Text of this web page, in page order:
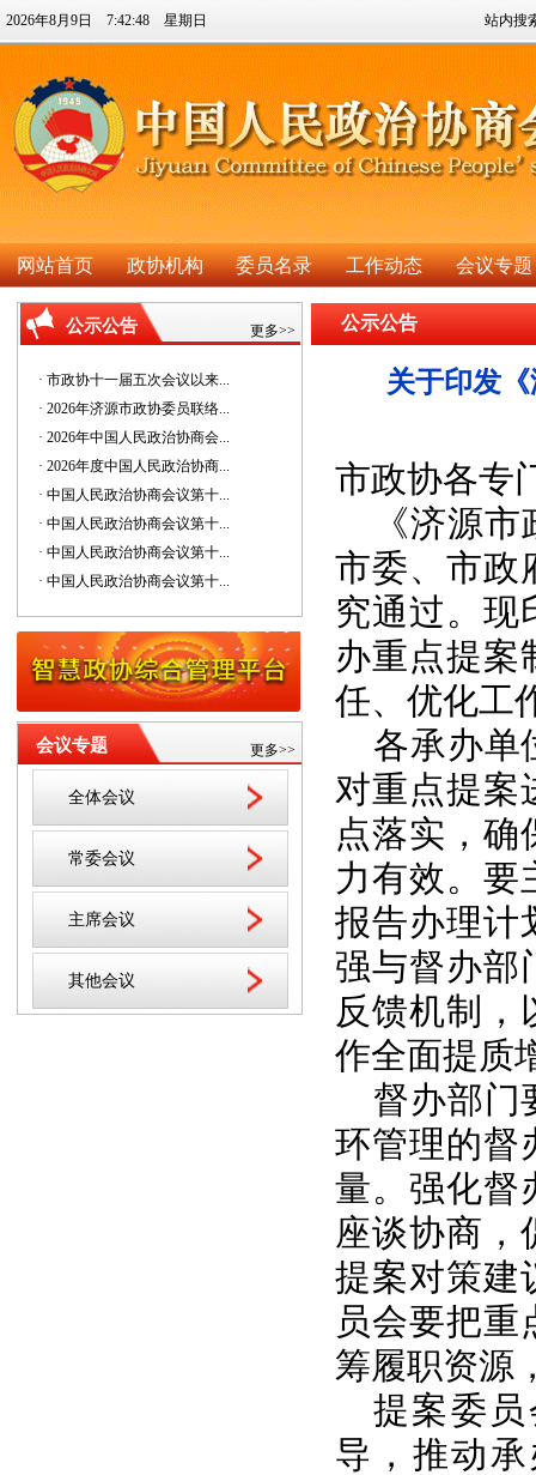
2026年8月9日 7:42:49 星期日 站内搜
网站首页 政协机构 委员名录 工作动态 会议专题
公示公告 更多>>
· 市政协十一届五次会议以来...
· 2026年济源市政协委员联络...
· 2026年中国人民政治协商会...
· 2026年度中国人民政治协商...
· 中国人民政治协商会议第十...
· 中国人民政治协商会议第十...
· 中国人民政治协商会议第十...
· 中国人民政治协商会议第十...
会议专题 更多>>
全体会议
常委会议
主席会议
其他会议
公示公告
关于印发
市政协各专
《济源市
市委、市政
究通过。 现
办重点提案
任、优化工
各承办单
对重点提案
点落实，确
力有效。要
报告办理计
强与督办部
反馈机制，
作全面提质
督办部门
环管理的督
量。强化督
座谈协商，
提案对策建
员会要把重
筹履职资源
提案委
导，推动